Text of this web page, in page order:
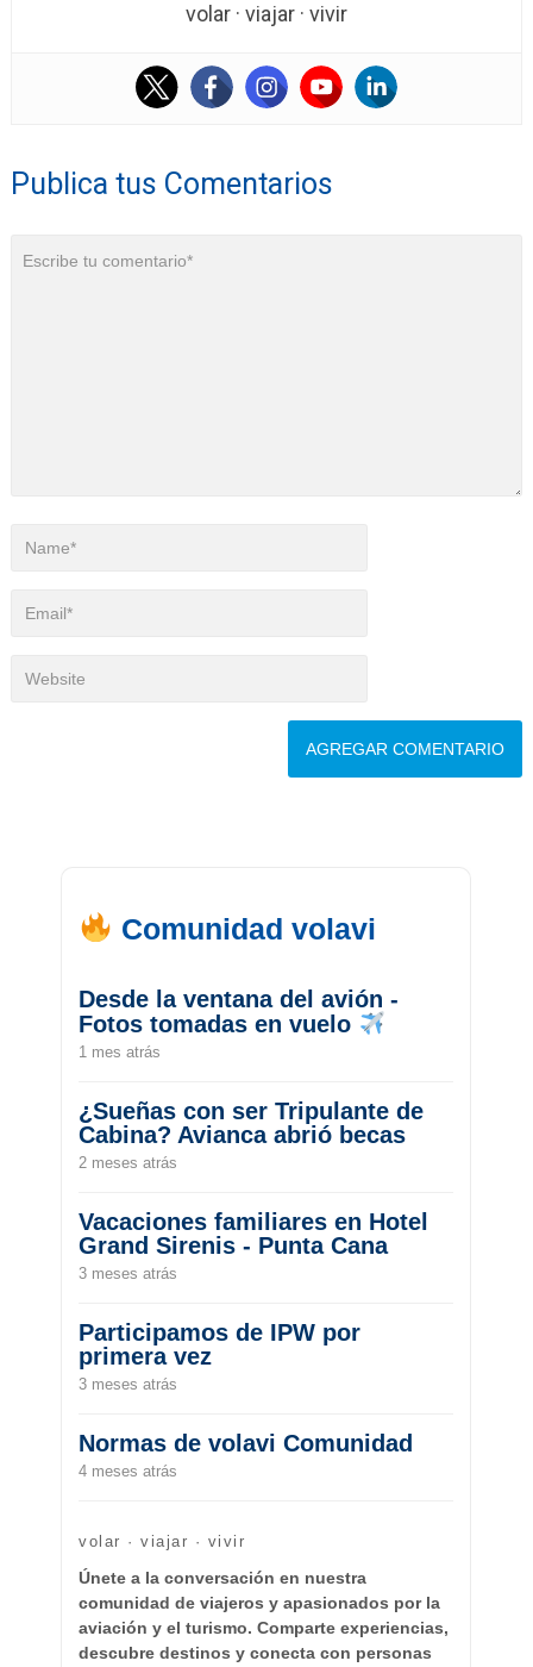
volar · viajar · vivir
Publica tus Comentarios
Comunidad volavi
Desde la ventana del avión -
Fotos tomadas en vuelo
1 mes atrás
¿Sueñas con ser Tripulante de
Cabina? Avianca abrió becas
2 meses atrás
Vacaciones familiares en Hotel
Grand Sirenis - Punta Cana
3 meses atrás
Participamos de IPW por
primera vez
3 meses atrás
Normas de volavi Comunidad
4 meses atrás
volar · viajar · vivir
Únete a la conversación en nuestra
comunidad de viajeros y apasionados por la
aviación y el turismo. Comparte experiencias,
descubre destinos y conecta con personas